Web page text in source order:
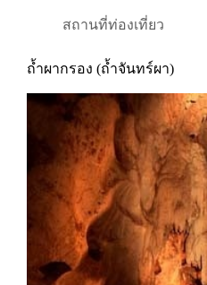
สถานที่ท่องเที่ยว
ถ้ำผากรอง (ถ้ำจันทร์ผา)